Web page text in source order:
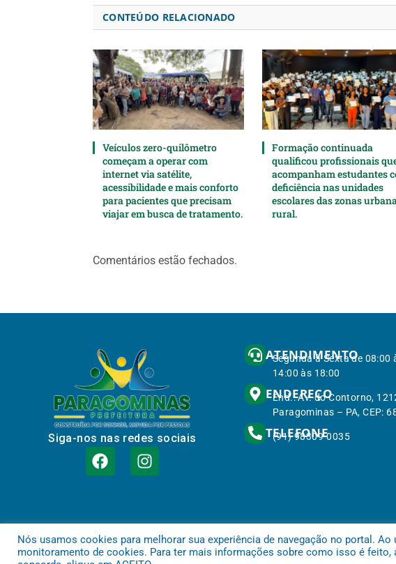
CONTEÚDO RELACIONADO
Veículos zero-quilômetro
começam a operar com
internet via satélite,
acessibilidade e mais conforto
para pacientes que precisam
viajar em busca de tratamento.
Formação continuada
qualificou profissionais
acompanham estudantes
deficiência nas unidades
escolares das zonas
rural.
Comentários estão fechados.
Siga-nos nas redes sociais
ATENDIMENTO
Segunda à Sexta de 08:00
14:00 às 18:00
ENDEREÇO
End.: Av. do Contorno,
Paragominas – PA, CEP:
TELEFONE
(91) 98309-0035
Nós usamos cookies para melhorar sua experiência de navegação no portal.
monitoramento de cookies. Para ter mais informações sobre como isso é